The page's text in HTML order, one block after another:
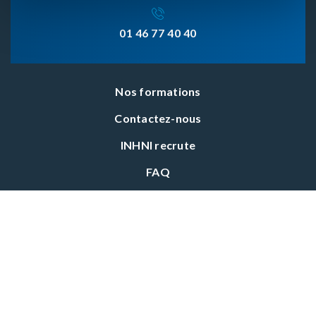
01 46 77 40 40
Nos formations
Contactez-nous
INHNI recrute
FAQ